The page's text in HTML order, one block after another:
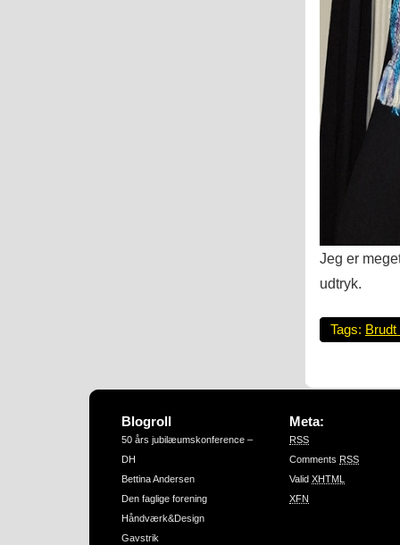
Jeg er
udtryk.
Tags: Brudt
Blogroll
50 års jubilæumskonference –
DH
Bettina Andersen
Den faglige forening
Håndværk&Design
Gavstrik
Meta:
RSS
Comments RSS
Valid XHTML
XFN